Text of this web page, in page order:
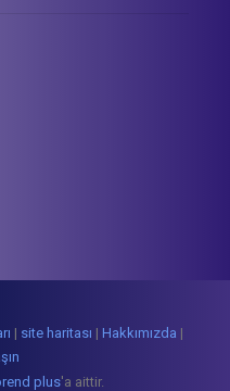
| site haritası | Hakkımızda |
plus'a aittir.